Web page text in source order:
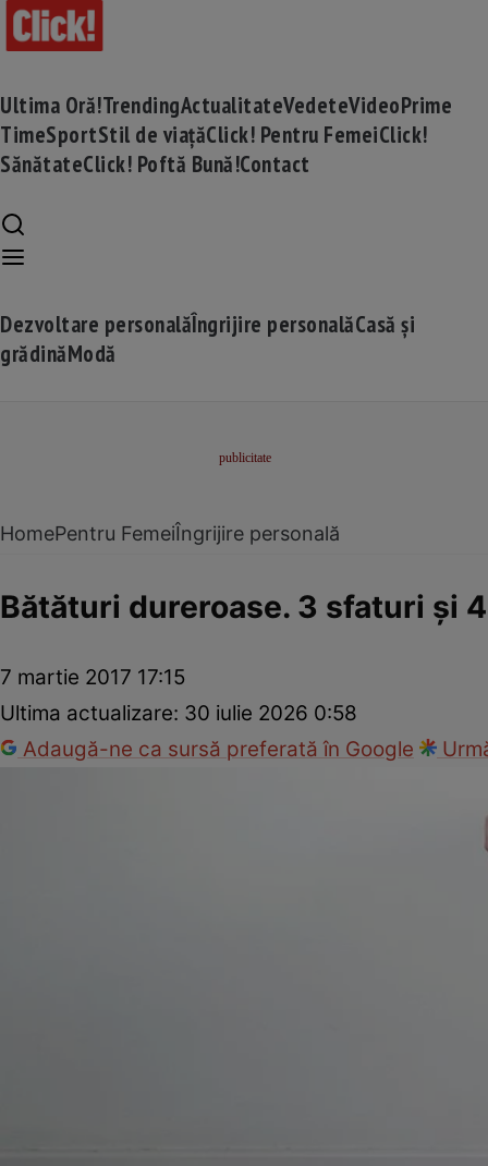
Ultima Oră!TrendingActualitateVedeteVideoPrime
TimeSportStil de viațăClick! Pentru FemeiClick!
SănătateClick! Poftă Bună!Contact
Dezvoltare personalăÎngrijire personalăCasă și
grădinăModă
HomePentru FemeiÎngrijire personală
Bătături dureroase. 3 sfaturi şi
7 martie 2017 17:15
Ultima actualizare: 30 iulie 2026 0:58
Adaugă-ne ca sursă preferată în Google